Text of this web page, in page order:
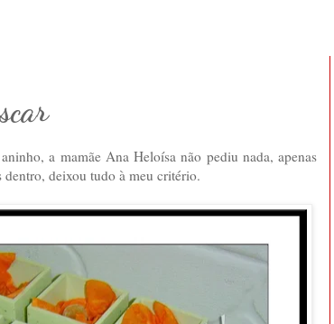
a mamãe Ana Heloísa não pediu nada, apenas
deixou tudo à meu critério.